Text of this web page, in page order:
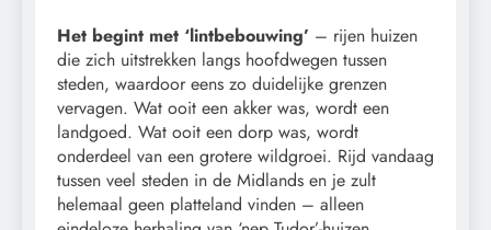
Het begint met ‘lintbebouwing’ – rijen huizen
die zich uitstrekken langs hoofdwegen tussen
steden, waardoor eens zo duidelijke grenzen
vervagen. Wat ooit een akker was, wordt een
landgoed. Wat ooit een dorp was, wordt
onderdeel van een grotere wildgroei. Rijd vandaag
tussen veel steden in de Midlands en je zult
helemaal geen platteland vinden – alleen